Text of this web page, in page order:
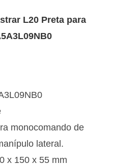
L20 Preta para
monocomando de
lateral.
x 150 x 55 mm